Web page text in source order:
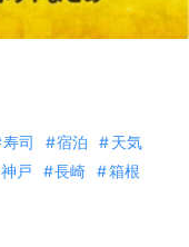
寿司 宿泊
天気
神戸 長崎
箱根